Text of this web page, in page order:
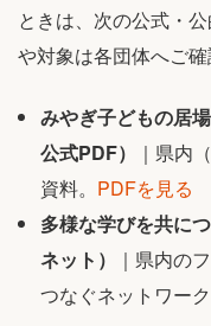
ときは、次の公式・
や対象は各団体へご確
みやぎ子どもの居
公式PDF）
｜県内
資料。 PDFを見る
多様な学びを共に
ネット）
｜県内の
つなぐネットワー